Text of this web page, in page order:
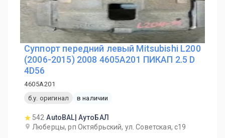
Суппорт передний левый Mitsubishi L200
(2006-2015) 2008 4605A201 ПИКАП 2.5 D
4D56
4605A201
б.у. оригинал
в наличии
542 AutoBAL| АутоБАЛ
Люберцы, рп Октябрьский, ул. Советская, с19